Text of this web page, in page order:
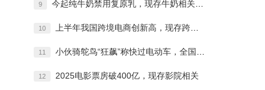
9 今起纯牛奶禁用复原乳，现存牛奶相关企业超
10 上半年我国跨境电商创新高，现存跨境电商企
11 小伙骑鸵鸟“狂飙”称快过电动车，全国现存
12 2025电影票房破400亿，现存影院相关